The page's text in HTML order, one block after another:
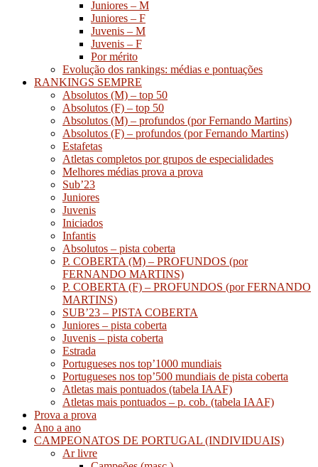
Juniores – M
Juniores – F
Juvenis – M
Juvenis – F
Por mérito
Evolução dos rankings: médias e pontuações
RANKINGS SEMPRE
Absolutos (M) – top 50
Absolutos (F) – top 50
Absolutos (M) – profundos (por Fernando Martins)
Absolutos (F) – profundos (por Fernando Martins)
Estafetas
Atletas completos por grupos de especialidades
Melhores médias prova a prova
Sub’23
Juniores
Juvenis
Iniciados
Infantis
Absolutos – pista coberta
P. COBERTA (M) – PROFUNDOS (por
FERNANDO MARTINS)
P. COBERTA (F) – PROFUNDOS (por FERNANDO
MARTINS)
SUB’23 – PISTA COBERTA
Juniores – pista coberta
Juvenis – pista coberta
Estrada
Portugueses nos top’1000 mundiais
Portugueses nos top’500 mundiais de pista coberta
Atletas mais pontuados (tabela IAAF)
Atletas mais pontuados – p. cob. (tabela IAAF)
Prova a prova
Ano a ano
CAMPEONATOS DE PORTUGAL (INDIVIDUAIS)
Ar livre